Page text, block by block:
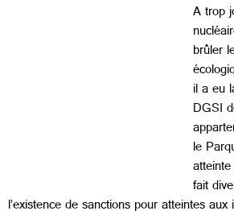
A trop
brûler
il a eu
DGSI
le
fait